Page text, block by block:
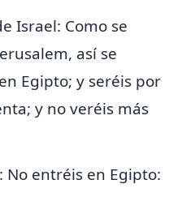
Israel: Como se
así se
Egipto; y seréis por
y no veréis más
No entréis en Egipto: